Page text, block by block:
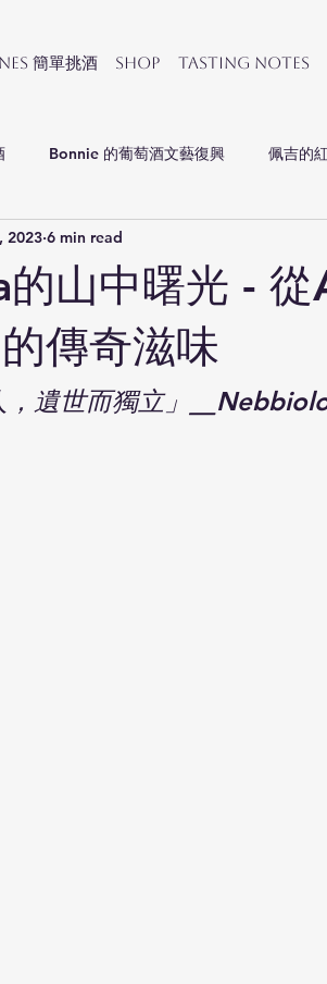
簡單挑酒 SHOP Tasting Notes
Bonnie 的葡萄酒文藝復興 佩吉的
山中曙光 -
傳奇滋味
2023 6 min read
，遺世而獨立」